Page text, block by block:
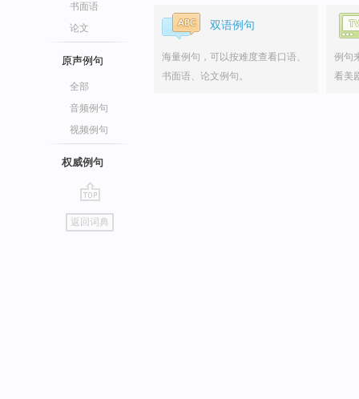
书面语
论文
原声例句
全部
音频例句
视频例句
权威例句
go
top
返回词典
双语例句
海量例句，可以按难度查看口语、
书面语、论文例句。
例句
看美